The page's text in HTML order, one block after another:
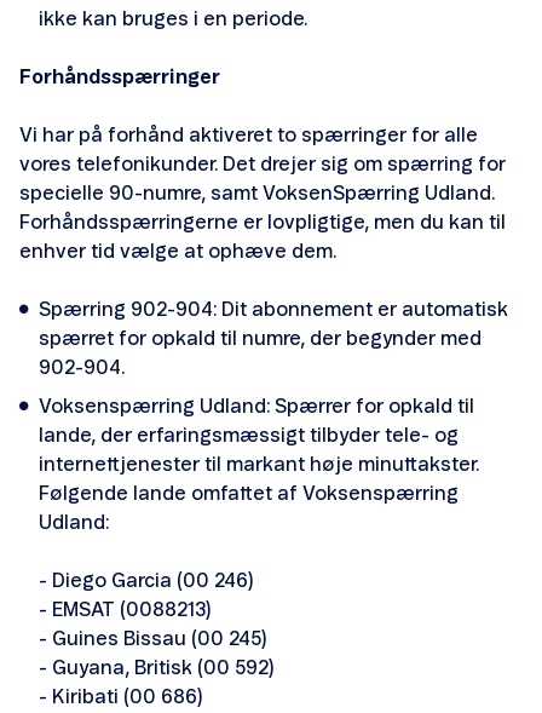
ikke kan bruges i en periode.
Forhåndsspærringer
Vi har på forhånd aktiveret to spærringer for alle
vores telefonikunder. Det drejer sig om spærring for
specielle 90-numre, samt VoksenSpærring Udland.
Forhåndsspærringerne er lovpligtige, men du kan til
enhver tid vælge at ophæve dem.
Spærring 902-904: Dit abonnement er automatisk
spærret for opkald til numre, der begynder med
902-904.
Voksenspærring Udland: Spærrer for opkald til
lande, der erfaringsmæssigt tilbyder tele- og
internettjenester til markant høje minuttakster.
Følgende lande omfattet af Voksenspærring
Udland:
- Diego Garcia (00 246)
- EMSAT (0088213)
- Guines Bissau (00 245)
- Guyana, Britisk (00 592)
- Kiribati (00 686)